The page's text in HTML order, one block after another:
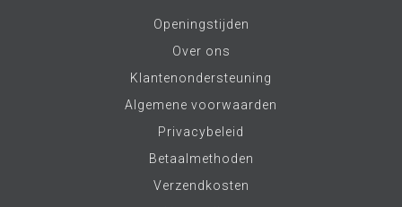
Openingstijden
Over ons
Klantenondersteuning
Algemene voorwaarden
Privacybeleid
Betaalmethoden
Verzendkosten